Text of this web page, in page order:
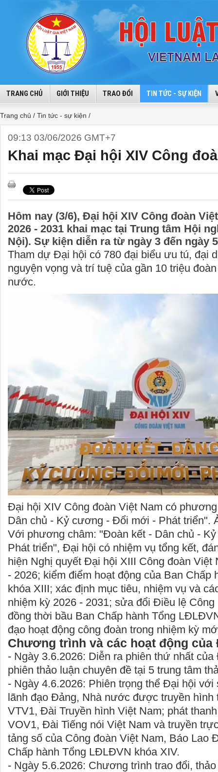
TRANG CHỦ GIỚI THIỆU TRAO ĐỔI TIN TỨC - SỰ KIỆN
Trang chủ / Tin tức - sự kiện /
09:13 03/06/2026 GMT+7
Khai mạc Đại hội XIV Công
Hôm nay (3/6), Đại hội XIV Công đoàn
2026 - 2031 khai mạc tại Trung tâm Hội
Nội). Sự kiện diễn ra từ ngày 3 đến ngày
Tham dự Đại hội có 780 đại biểu ưu tú, đại
nguyện vọng và trí tuệ của gần 10 triệu
nước.
Đại hội XIV Công đoàn Việt Nam có
Dân chủ - Kỷ cương - Đổi mới - Phát triển".
Với phương châm: "Đoàn kết - Dân chủ -
Phát triển", Đại hội có nhiệm vụ tổng kết,
hiện Nghị quyết Đại hội XIII Công đoàn Việt
- 2026; kiểm điểm hoạt động của Ban
khóa XIII; xác định mục tiêu, nhiệm vụ và
nhiệm kỳ 2026 - 2031; sửa đổi Điều lệ Công
đồng thời bầu Ban Chấp hành Tổng
đạo hoạt động công đoàn trong nhiệm kỳ
Chương trình và các hoạt động của
- Ngày 3.6.2026: Diễn ra phiên thứ nhất
phiên thảo luận chuyên đề tại 5 trung tâm
- Ngày 4.6.2026: Phiên trọng thể Đại hội
lãnh đạo Đảng, Nhà nước được truyền hình
VTV1, Đài Truyền hình Việt Nam; phát
VOV1, Đài Tiếng nói Việt Nam và truyền
tảng số của Công đoàn Việt Nam, Báo Lao
Chấp hành Tổng LĐLĐVN khóa XIV.
- Ngày 5.6.2026: Chương trình trao đổi,